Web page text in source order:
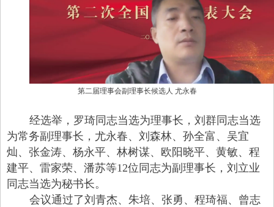
第二届理事会副理事长候选人 尤永春
经选举，罗琦同志当选为理事长，刘群同志当选
为常务副理事长，尤永春、刘森林、孙全富、吴宜
灿、张金涛、杨永平、林树谋、欧阳晓平、黄敏、程
建平、雷家荣、潘苏等12位同志为副理事长，刘立业
同志当选为秘书长。
会议通过了刘青杰、朱培、张勇、程琦福、曾志